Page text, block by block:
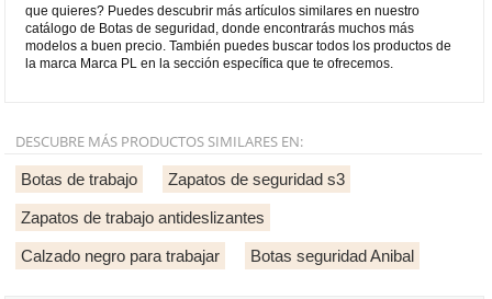
que quieres? Puedes descubrir más artículos similares en nuestro
catálogo de Botas de seguridad, donde encontrarás muchos más
modelos a buen precio. También puedes buscar todos los productos de
la marca Marca PL en la sección específica que te ofrecemos.
DESCUBRE MÁS PRODUCTOS SIMILARES EN:
Botas de trabajo Zapatos de seguridad s3
Zapatos de trabajo antideslizantes
Calzado negro para trabajar Botas seguridad Anibal